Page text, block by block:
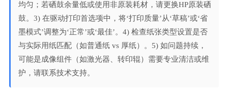
均匀；若硒鼓余量低或使用非原装耗材，请更换HP原装硒
鼓。3) 在驱动打印首选项中，将‘打印质量’从‘草稿’或‘省
墨模式’调整为‘正常’或‘最佳’。4) 检查纸张类型设置是否
与实际用纸匹配（如普通纸 vs 厚纸）。5) 如问题持续，
可能是成像组件（如激光器、转印辊）需要专业清洁或维
护，请联系技术支持。